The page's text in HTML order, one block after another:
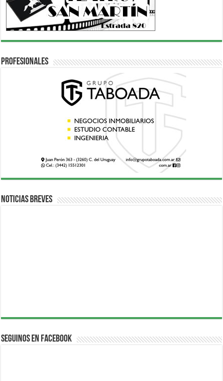
Profesionales
Noticias breves
Seguinos en Facebook